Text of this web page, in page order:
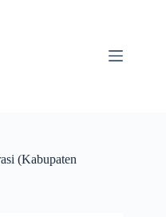
(Kabupaten